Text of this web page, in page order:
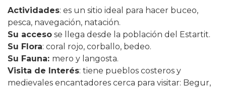
Actividades: es un sitio ideal para hacer buceo,
pesca, navegación, natación.
Su acceso se llega desde la población del Estartit.
Su Flora: coral rojo, corballo, bedeo.
Su Fauna: mero y langosta.
Visita de Interés: tiene pueblos costeros y
medievales encantadores cerca para visitar: Begur,